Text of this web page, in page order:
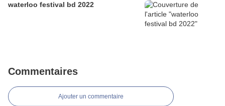
waterloo festival bd 2022
Commentaires
Ajouter un commentaire